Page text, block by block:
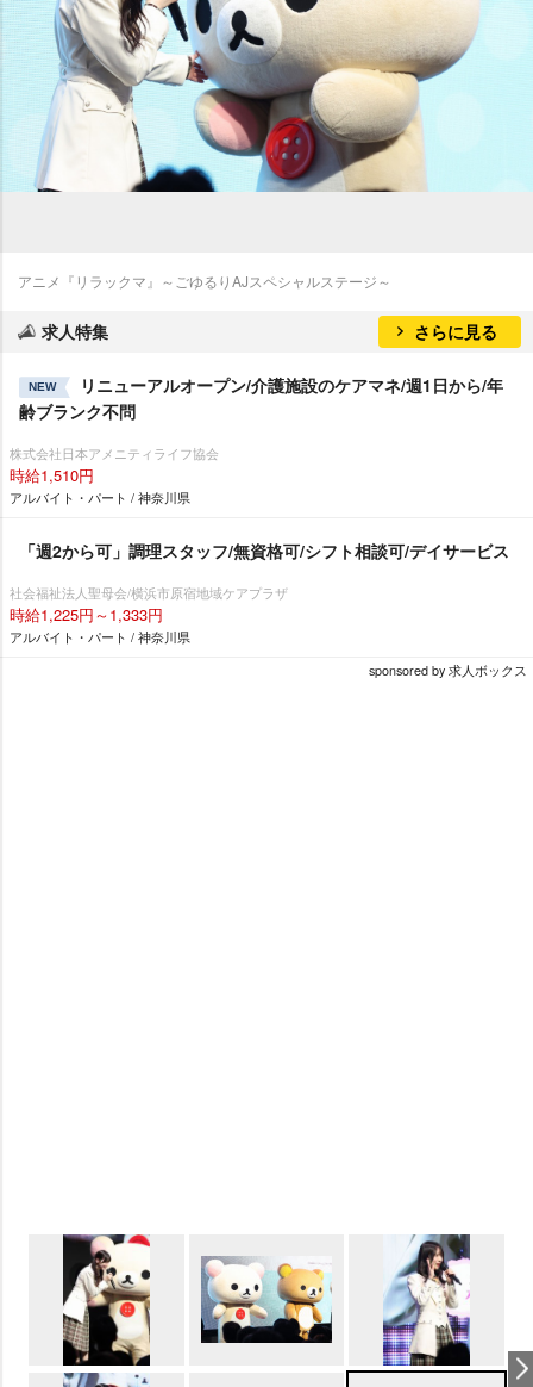
アニメ『リラックマ』～ごゆるりAJスペシャルステージ～
求人特集 さらに見る
NEW
リニューアルオープン/介護施設のケアマネ/週1日から/年
齢ブランク不問
株式会社日本アメニティライフ協会
時給1,510円
アルバイト・パート / 神奈川県
「週2から可」調理スタッフ/無資格可/シフト相談可/デイサービス
社会福祉法人聖母会/横浜市原宿地域ケアプラザ
時給1,225円～1,333円
アルバイト・パート / 神奈川県
sponsored by 求人ボックス